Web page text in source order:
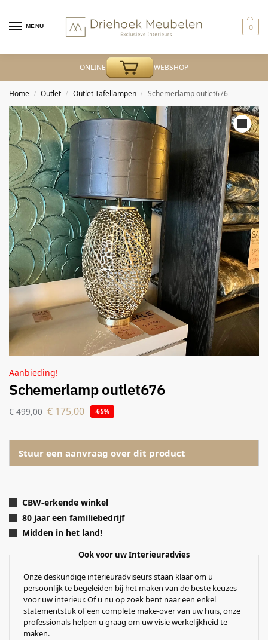
MENU 0
ONLINE WEBSHOP
Home / Outlet / Outlet Tafellampen / Schemerlamp outlet676
Aanbieding!
Schemerlamp outlet676
€499,00 € 175,00 -65%
Stuur een aanvraag over dit product
CBW-erkende winkel
80 jaar een familiebedrijf
Midden in het land!
Ook voor uw Interieuradvies
Onze deskundige interieuradviseurs staan klaar om u
persoonlijk te begeleiden bij het maken van de beste keuzes
voor uw interieur. Of u nu op zoek bent naar een enkel
statementstuk of een complete make-over van uw huis, onze
professionals helpen u graag om uw visie werkelijkheid te
maken.